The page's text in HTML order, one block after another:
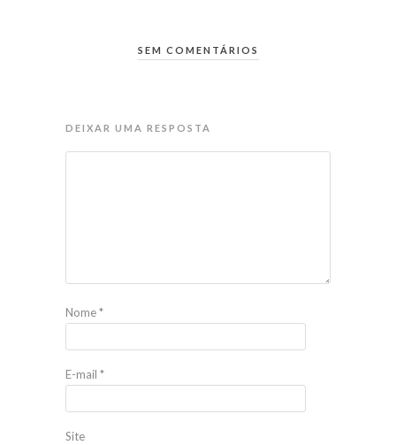
SEM COMENTÁRIOS
DEIXAR UMA RESPOSTA
Nome*
E-mail *
Site